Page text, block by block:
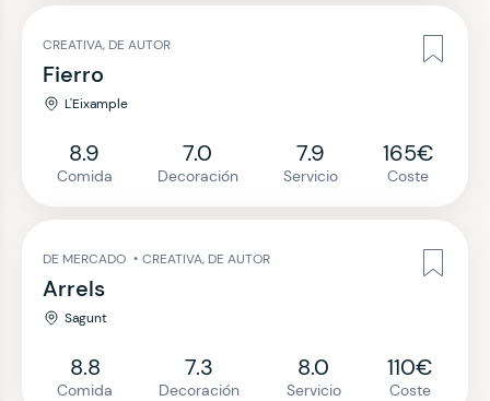
CREATIVA, DE AUTOR
Fierro
L'Eixample
8.9
Comida
7.0
Decoración
7.9
Servicio
165€
Coste
DE MERCADO • CREATIVA, DE AUTOR
Arrels
Sagunt
8.8
Comida
7.3
Decoración
8.0
Servicio
110€
Coste